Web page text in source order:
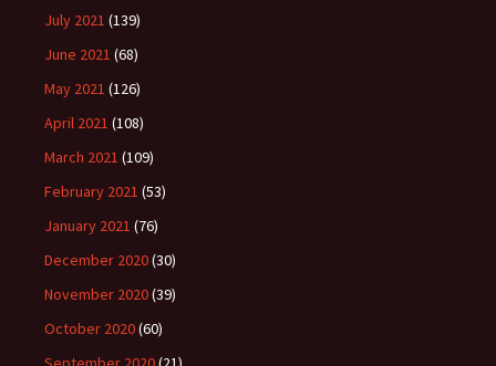
July 2021 (139)
June 2021 (68)
May 2021 (126)
April 2021 (108)
March 2021 (109)
February 2021 (53)
January 2021 (76)
December 2020(30)
November 2020(39)
October 2020(60)